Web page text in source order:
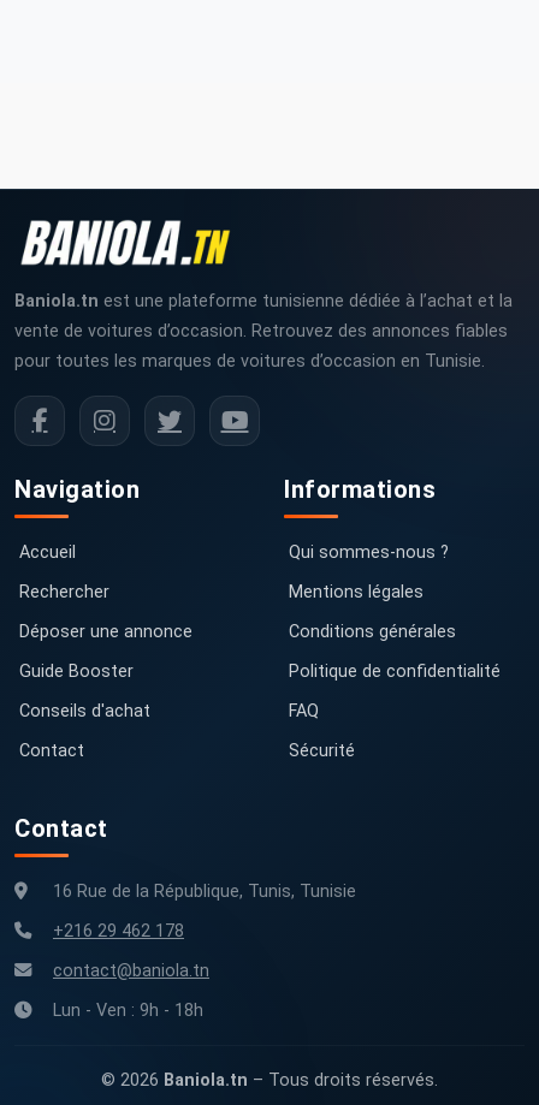
Baniola.tn est une plateforme tunisienne dédiée à l’achat et la
vente de voitures d’occasion. Retrouvez des annonces fiables
pour toutes les marques de voitures d’occasion en Tunisie.
Navigation
Accueil
Rechercher
Déposer une annonce
Guide Booster
Conseils d'achat
Contact
Informations
Qui sommes-nous ?
Mentions légales
Conditions générales
Politique de confidentialité
FAQ
Sécurité
Contact
16 Rue de la République, Tunis, Tunisie
+216 29 462 178
contact@baniola.tn
Lun - Ven : 9h - 18h
© 2026 Baniola.tn – Tous droits réservés.